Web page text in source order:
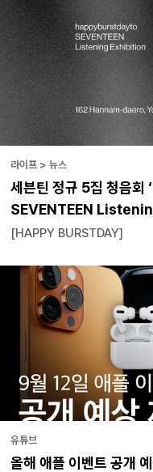
라이프 > 뉴스
세븐틴 정규 5집 청음
SEVENTEEN
[HAPPY BURSTDAY]
유튜브
올해 애플 이벤트 공개